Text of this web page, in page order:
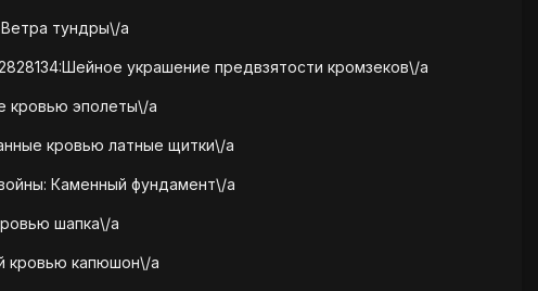
Ветра тундры\/a
украшение предвзятости кромзеков\/a
кровью эполеты\/a
кровью латные щитки\/a
Каменный фундамент\/a
шапка\/a
кровью капюшон\/a